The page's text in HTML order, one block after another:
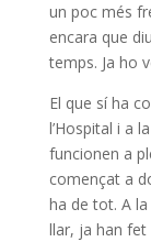
un poc més
encara que
temps. Ja ho
El que sí ha
l’Hospital i a
funcionen a
començat a
ha de tot. A
llar, ja han fet